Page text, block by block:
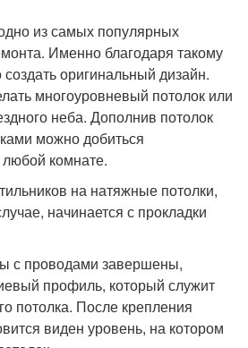
из самых популярных
Именно благодаря такому
оригинальный дизайн.
многоуровневый потолок или
неба. Дополнив потолок
можно добиться
комнате.
на натяжные потолки,
начинается с прокладки
с проводами завершены,
профиль, который служит
потолка. После крепления
виден уровень, на котором